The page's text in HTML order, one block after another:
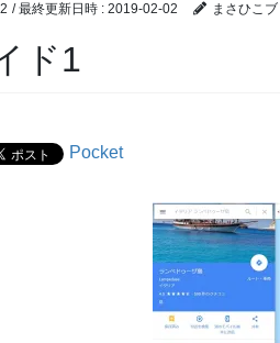
/ 最終更新日時 : 2019-02-02 まさひこ
ド1
Pocket